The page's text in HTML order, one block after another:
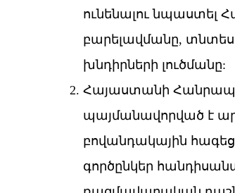
ունենալու նպաստել
բարելավմանը,
խնդիրների լուծմանը:
Հայաստանի
պայմանավորված է
բովանդակային
գործընկեր